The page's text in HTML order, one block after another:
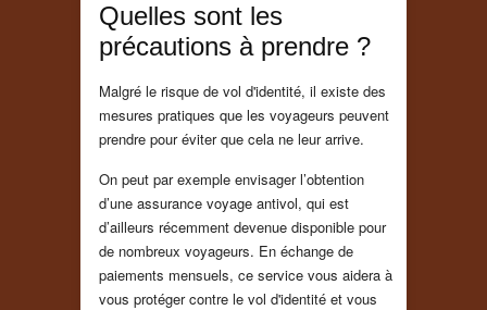
Quelles sont les
précautions à prendre ?
Malgré le risque de vol d'identité, il existe des
mesures pratiques que les voyageurs peuvent
prendre pour éviter que cela ne leur arrive.
On peut par exemple envisager l’obtention
d’une assurance voyage antivol, qui est
d’ailleurs récemment devenue disponible pour
de nombreux voyageurs. En échange de
paiements mensuels, ce service vous aidera à
vous protéger contre le vol d'identité et vous